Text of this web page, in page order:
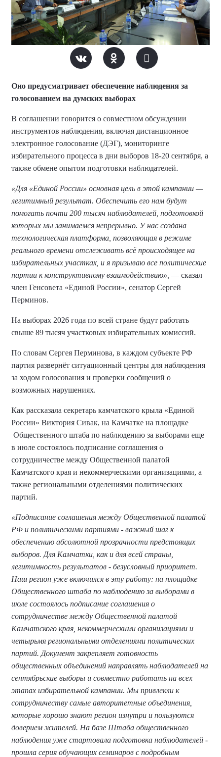
Оно предусматривает обеспечение наблюдения за
голосованием на думских выборах
В соглашении говорится о совместном обсуждении
инструментов наблюдения, включая дистанционное
электронное голосование (ДЭГ), мониторинге
избирательного процесса в дни выборов 18-20 сентября, а
также обмене опытом подготовки наблюдателей.
«Для «Единой России» основная цель в этой кампании —
легитимный результат. Обеспечить его нам будут
помогать почти 200 тысяч наблюдателей, подготовкой
которых мы занимаемся непрерывно. У нас создана
технологическая платформа, позволяющая в режиме
реального времени отслеживать всё происходящее на
избирательных участках, и я призываю все политические
партии к конструктивному взаимодействию», — сказал
член Генсовета «Единой России», сенатор Сергей
Перминов.
На выборах 2026 года по всей стране будут работать
свыше 89 тысяч участковых избирательных комиссий.
По словам Сергея Перминова, в каждом субъекте РФ
партия развернёт ситуационный центры для наблюдения
за ходом голосования и проверки сообщений о
возможных нарушениях.
Как рассказала секретарь камчатского крыла «Единой
России» Виктория Сивак, на Камчатке на площадке
Общественного штаба по наблюдению за выборами еще
в июле состоялось подписание соглашения о
сотрудничестве между Общественной палатой
Камчатского края и некоммерческими организациями, а
также региональными отделениями политических
партий.
«Подписание соглашения между Общественной палатой
РФ и политическими партиями - важный шаг к
обеспечению абсолютной прозрачности предстоящих
выборов. Для Камчатки, как и для всей страны,
легитимность результатов - безусловный приоритет.
Наш регион уже включился в эту работу: на площадке
Общественного штаба по наблюдению за выборами в
июле состоялось подписание соглашения о
сотрудничестве между Общественной палатой
Камчатского края, некоммерческими организациями и
четырьмя региональными отделениями политических
партий. Документ закрепляет готовность
общественных объединений направлять наблюдателей на
сентябрьские выборы и совместно работать на всех
этапах избирательной кампании. Мы привлекли к
сотрудничеству самые авторитетные объединения,
которые хорошо знают регион изнутри и пользуются
доверием жителей. На базе Штаба общественного
наблюдения уже стартовала подготовка наблюдателей -
прошла серия обучающих семинаров с подробным